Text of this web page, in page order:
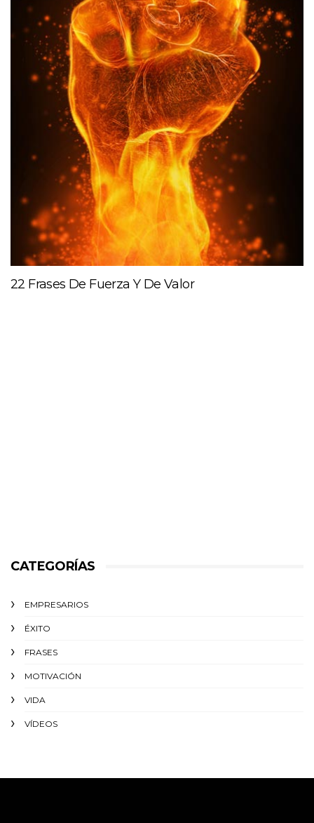
22 Frases De Fuerza Y De Valor
CATEGORÍAS
EMPRESARIOS
ÉXITO‬
FRASES
MOTIVACIÓN
VIDA
VÍDEOS